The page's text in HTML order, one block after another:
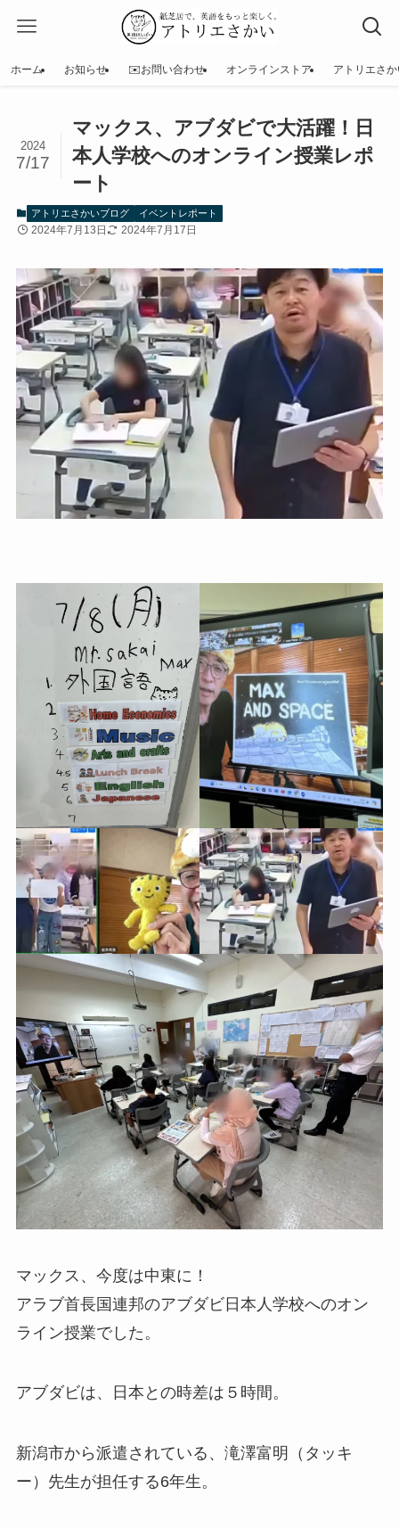
ホーム お知らせ ✉️お問い合わせ オンラインストア アトリエさ
マックス、アブダビで大活躍！日
本人学校へのオンライン授業レポ
ート
2024
7/17
アトリエさかいブログ イベントレポート
2024年7月13日 2024年7月17日
マックス、今度は中東に！
アラブ首長国連邦のアブダビ日本人学校へのオン
ライン授業でした。
アブダビは、日本との時差は５時間。
新潟市から派遣されている、滝澤富明（タッキ
ー）先生が担任する6年生。